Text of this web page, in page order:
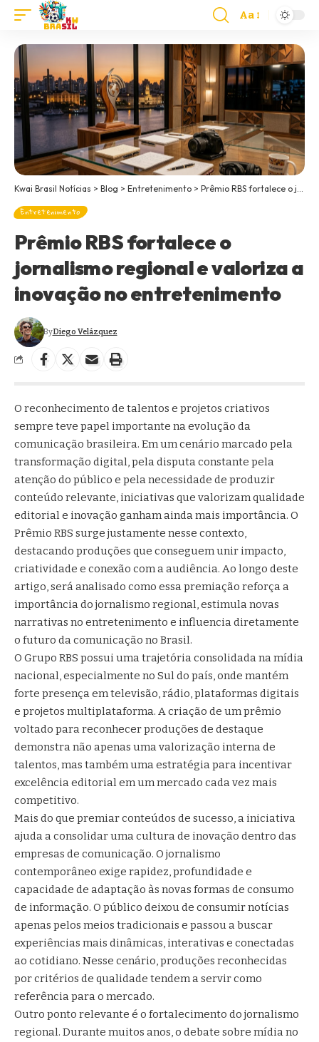
Aa
Kwai Brasil Notícias > Blog > Entretenimento > Prêmio RBS fortalece o jornalismo regional e valoriza a inovação no entretenimento
Entretenimento
Prêmio RBS fortalece o
jornalismo regional e valoriza a
inovação no entretenimento
ByDiego Velázquez
O reconhecimento de talentos e projetos criativos
sempre teve papel importante na evolução da
comunicação brasileira. Em um cenário marcado pela
transformação digital, pela disputa constante pela
atenção do público e pela necessidade de produzir
conteúdo relevante, iniciativas que valorizam qualidade
editorial e inovação ganham ainda mais importância. O
Prêmio RBS surge justamente nesse contexto,
destacando produções que conseguem unir impacto,
criatividade e conexão com a audiência. Ao longo deste
artigo, será analisado como essa premiação reforça a
importância do jornalismo regional, estimula novas
narrativas no entretenimento e influencia diretamente
o futuro da comunicação no Brasil.
O Grupo RBS possui uma trajetória consolidada na mídia
nacional, especialmente no Sul do país, onde mantém
forte presença em televisão, rádio, plataformas digitais
e projetos multiplataforma. A criação de um prêmio
voltado para reconhecer produções de destaque
demonstra não apenas uma valorização interna de
talentos, mas também uma estratégia para incentivar
excelência editorial em um mercado cada vez mais
competitivo.
Mais do que premiar conteúdos de sucesso, a iniciativa
ajuda a consolidar uma cultura de inovação dentro das
empresas de comunicação. O jornalismo
contemporâneo exige rapidez, profundidade e
capacidade de adaptação às novas formas de consumo
de informação. O público deixou de consumir notícias
apenas pelos meios tradicionais e passou a buscar
experiências mais dinâmicas, interativas e conectadas
ao cotidiano. Nesse cenário, produções reconhecidas
por critérios de qualidade tendem a servir como
referência para o mercado.
Outro ponto relevante é o fortalecimento do jornalismo
regional. Durante muitos anos, o debate sobre mídia no